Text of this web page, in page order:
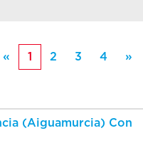
« 1 2 3 4 »
(Aiguamurcia) Con